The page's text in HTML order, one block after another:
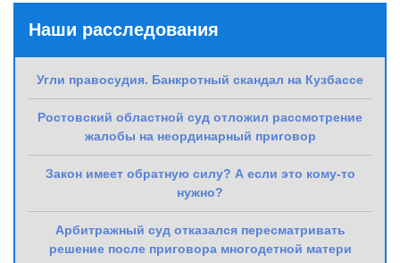
Наши расследования
Угли правосудия. Банкротный скандал на Кузбассе
Ростовский областной суд отложил рассмотрение
жалобы на неординарный приговор
Закон имеет обратную силу? А если это кому-то
нужно?
Арбитражный суд отказался пересматривать
решение после приговора многодетной матери